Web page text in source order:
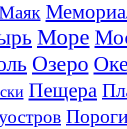
Море
Озеро
Пещера